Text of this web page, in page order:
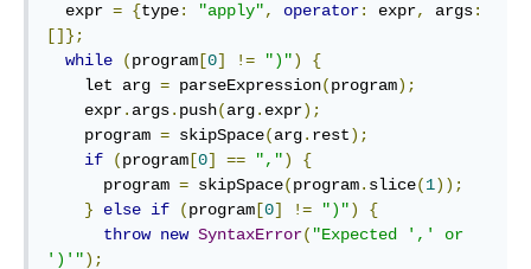
  expr
= {type: "apply", operator: expr, args:
[]};
while
(program [0] != ")")
{
    let arg
= parseExpression(program);
    expr
. args. push(arg. expr);
    program
= skipSpace(arg. rest);
if
(program [0] == ",")
{
      program
= skipSpace(program. slice(1));
}
else if (program [0] != ")")
{
throw new SyntaxError( "Expected ',' or
')'");